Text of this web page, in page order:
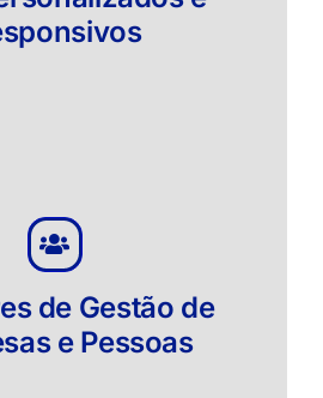
de Gestão de
e Pessoas